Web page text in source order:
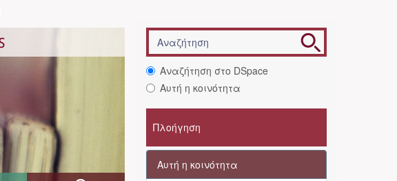
Αναζήτηση στο DSpace
Αυτή η κοινότητα
Πλοήγηση
Αυτή η κοινότητα